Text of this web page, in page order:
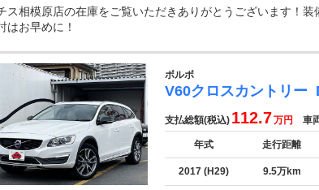
ス相模原店の在庫をご覧いただきありがとうございます！
はお早めに！
ボルボ
V60クロスカントリー
支払総額(税込) 112.7万円 車
年式 走行距離
2017 (H29) 9.5万km